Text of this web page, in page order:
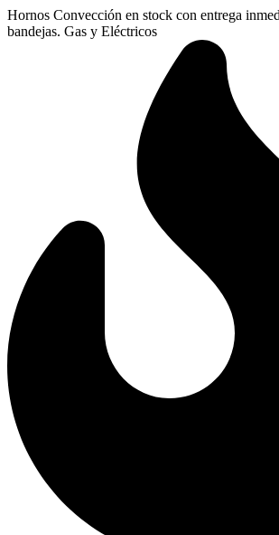
Ir
al
Hornos Convección en stock con entrega
bandejas. Gas y Eléctricos